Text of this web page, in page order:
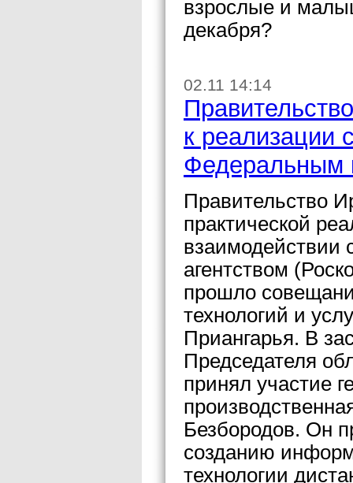
взрослые и
декабря?
02.11 14:14
к реализации
Федеральным
Правительство
практической
взаимодействии
агентством
прошло
технологий и
Приангарья. В
Председателя
принял участие
Безбородов. Он
созданию
технологии